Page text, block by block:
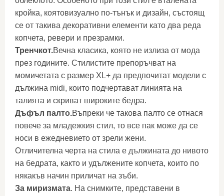
кройка, коятовизуално по-тънък и дизайн, състоящ
се от такива декоративни елементи като два реда
копчета, ревери и презрамки.
Тренчкот.Вечна класика, която не излиза от мода
през годините. Стилистите препоръчват на
момичетата с размер XL+ да предпочитат модели с
дължина midi, които подчертават линията на
талията и скриват широките бедра.
Дъфъл палто.Въпреки че такова палто се отнася
повече за младежкия стил, то все пак може да се
носи в ежедневието от зрели жени.
Отличителна черта на стила е дължината до нивото
на бедрата, както и удължените копчета, които по
някакъв начин приличат на зъби.
За миризмата. На снимките, представени в